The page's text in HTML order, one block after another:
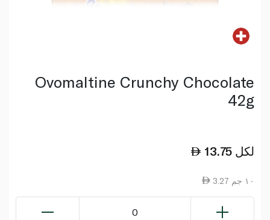
Ovomaltine Crunchy Chocolate
42g
13.75 لكل
3.27 ١٠ جم
0